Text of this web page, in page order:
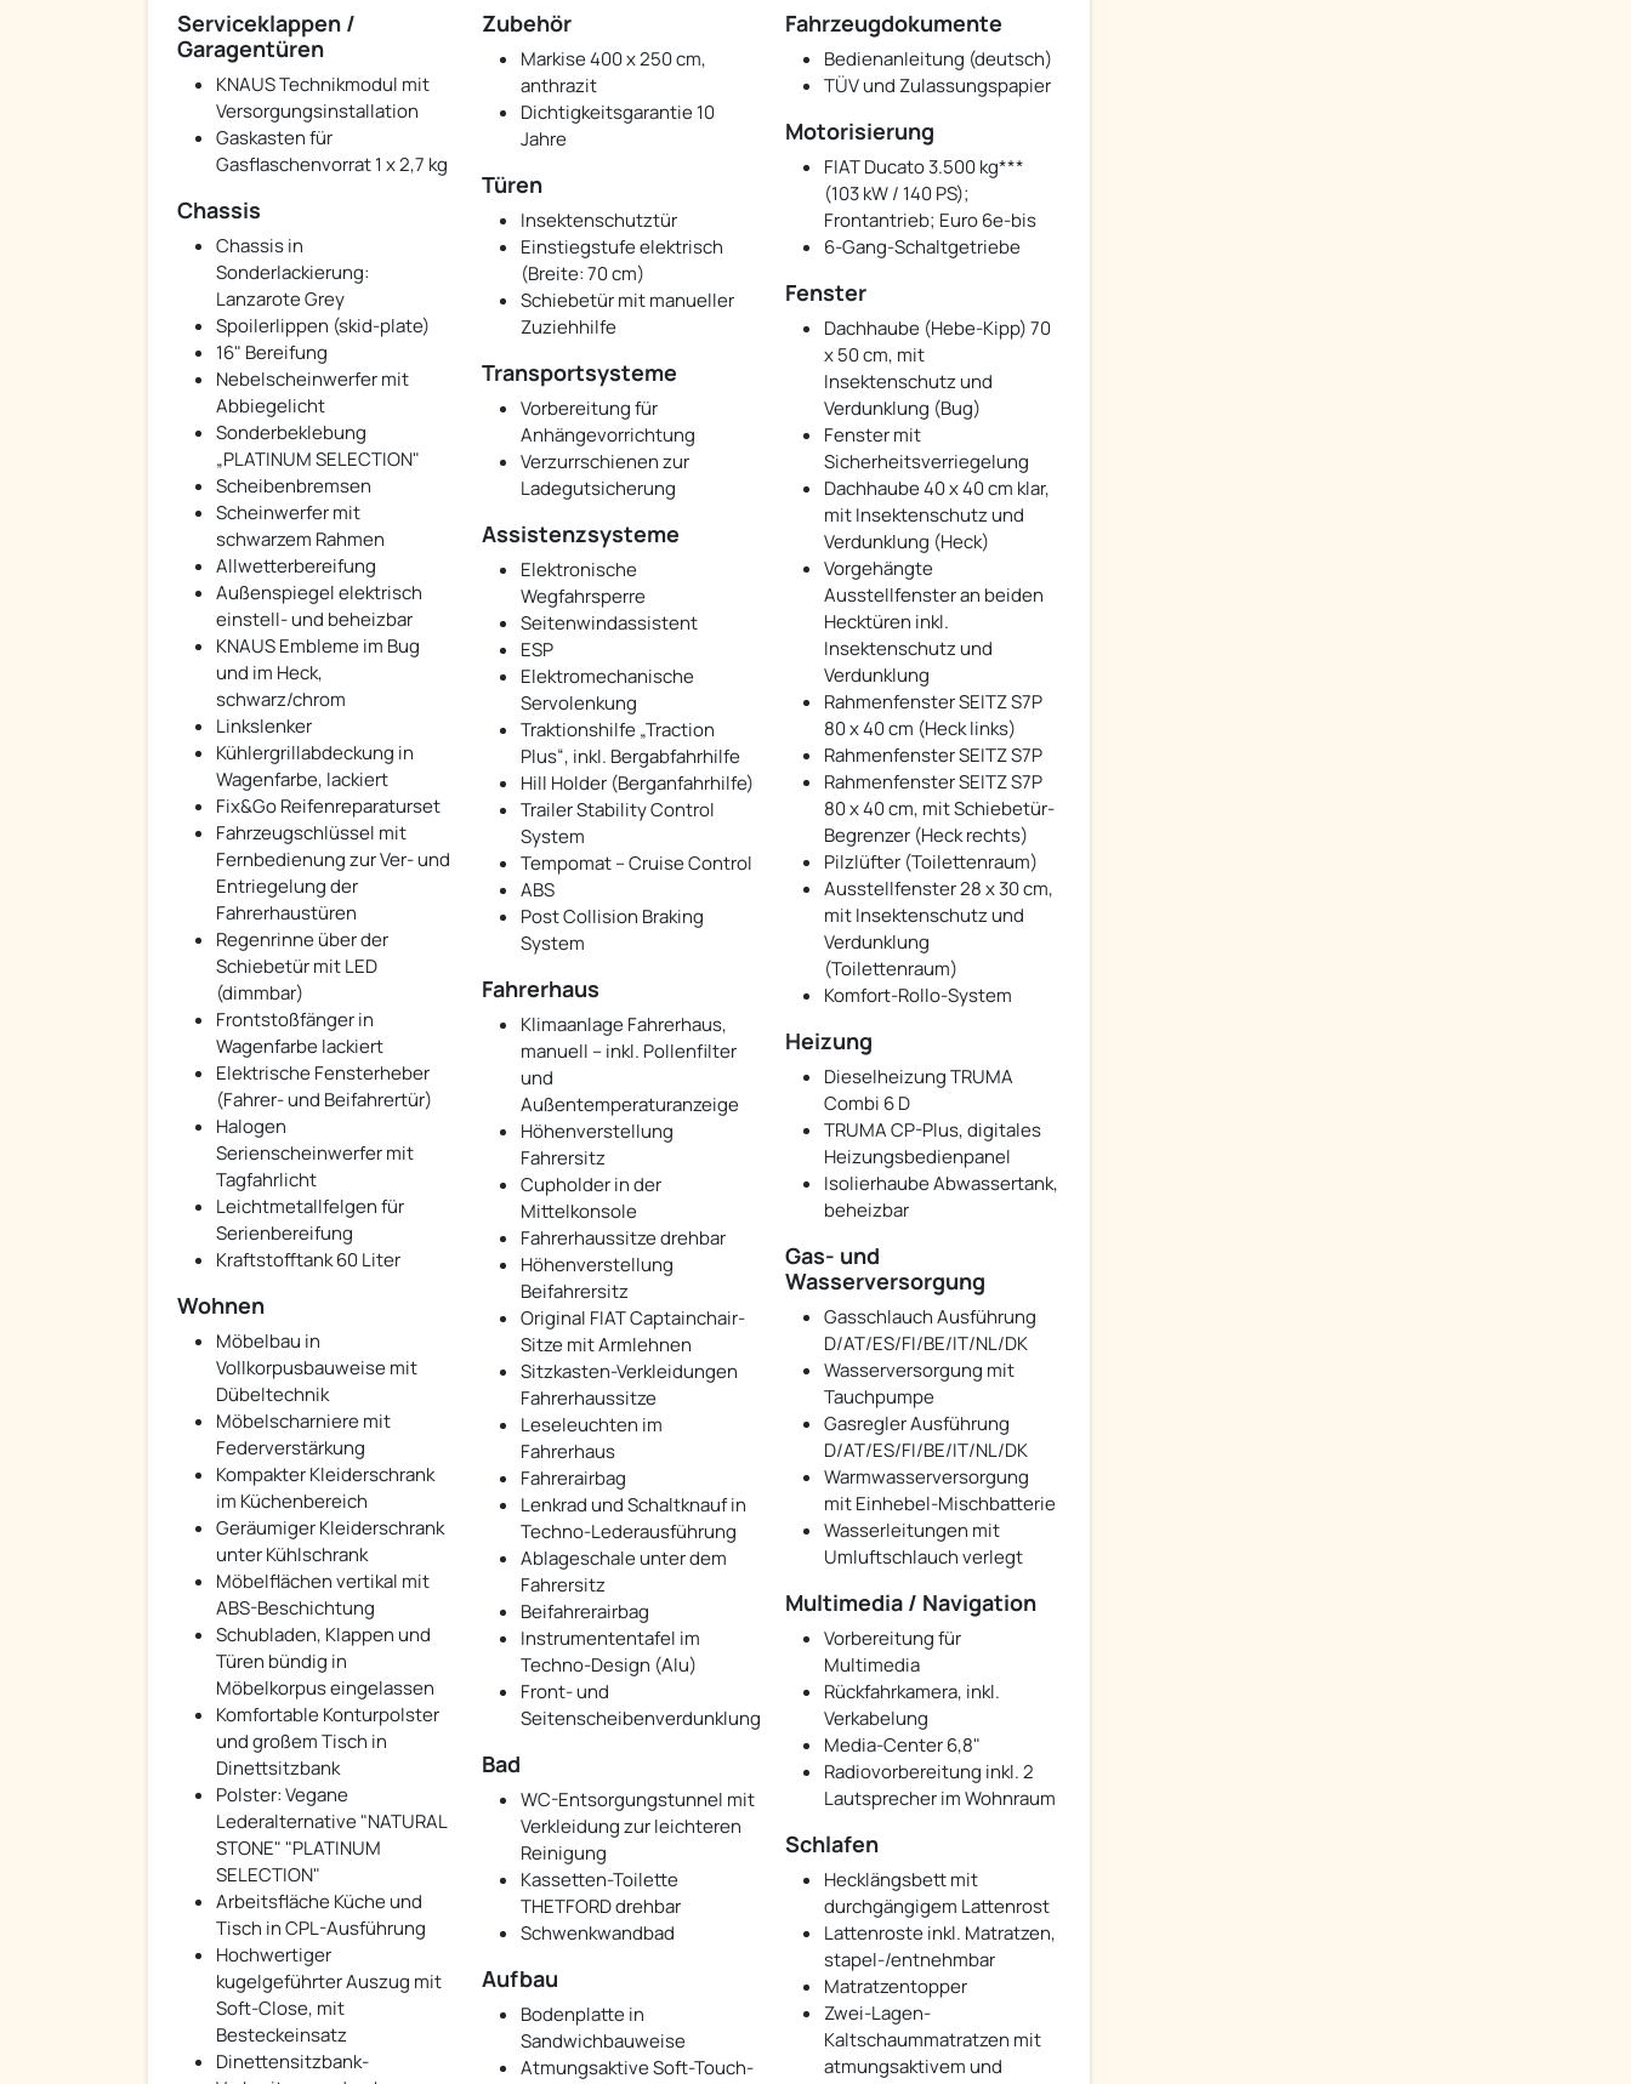
Serviceklappen /
Garagentüren
KNAUS Technikmodul mit
Versorgungsinstallation
Gaskasten für
Gasflaschenvorrat 1 x 2,7 kg
Zubehör
Markise 400 x 250 cm,
anthrazit
Dichtigkeitsgarantie 10
Jahre
Fahrzeugdokumente
Bedienanleitung (deutsch)
TÜV und Zulassungspapier
Motorisierung
FIAT Ducato 3.500 kg***
(103 kW / 140 PS);
Frontantrieb; Euro 6e-bis
6-Gang-Schaltgetriebe
Türen
Insektenschutztür
Einstiegstufe elektrisch
(Breite: 70 cm)
Schiebetür mit manueller
Zuziehhilfe
Chassis
Chassis in
Sonderlackierung:
Lanzarote Grey
Spoilerlippen (skid-plate)
16" Bereifung
Nebelscheinwerfer mit
Abbiegelicht
Sonderbeklebung
„PLATINUM SELECTION"
Scheibenbremsen
Scheinwerfer mit
schwarzem Rahmen
Allwetterbereifung
Außenspiegel elektrisch
einstell- und beheizbar
KNAUS Embleme im Bug
und im Heck,
schwarz/chrom
Linkslenker
Kühlergrillabdeckung in
Wagenfarbe, lackiert
Fix&Go Reifenreparaturset
Fahrzeugschlüssel mit
Fernbedienung zur Ver- und
Entriegelung der
Fahrerhaustüren
Regenrinne über der
Schiebetür mit LED
(dimmbar)
Frontstoßfänger in
Wagenfarbe lackiert
Elektrische Fensterheber
(Fahrer- und Beifahrertür)
Halogen
Serienscheinwerfer mit
Tagfahrlicht
Leichtmetallfelgen für
Serienbereifung
Kraftstofftank 60 Liter
Fenster
Dachhaube (Hebe-Kipp) 70
x 50 cm, mit
Insektenschutz und
Verdunklung (Bug)
Fenster mit
Sicherheitsverriegelung
Dachhaube 40 x 40 cm klar,
mit Insektenschutz und
Verdunklung (Heck)
Vorgehängte
Ausstellfenster an beiden
Hecktüren inkl.
Insektenschutz und
Verdunklung
Rahmenfenster SEITZ S7P
80 x 40 cm (Heck links)
Rahmenfenster SEITZ S7P
Rahmenfenster SEITZ S7P
80 x 40 cm, mit Schiebetür-
Begrenzer (Heck rechts)
Pilzlüfter (Toilettenraum)
Ausstellfenster 28 x 30 cm,
mit Insektenschutz und
Verdunklung
(Toilettenraum)
Komfort-Rollo-System
Transportsysteme
Vorbereitung für
Anhängevorrichtung
Verzurrschienen zur
Ladegutsicherung
Assistenzsysteme
Elektronische
Wegfahrsperre
Seitenwindassistent
ESP
Elektromechanische
Servolenkung
Traktionshilfe „Traction
Plus“, inkl. Bergabfahrhilfe
Hill Holder (Berganfahrhilfe)
Trailer Stability Control
System
Tempomat – Cruise Control
ABS
Post Collision Braking
System
Fahrerhaus
Klimaanlage Fahrerhaus,
manuell – inkl. Pollenfilter
und
Außentemperaturanzeige
Höhenverstellung
Fahrersitz
Cupholder in der
Mittelkonsole
Fahrerhaussitze drehbar
Höhenverstellung
Beifahrersitz
Original FIAT Captainchair-
Sitze mit Armlehnen
Sitzkasten-Verkleidungen
Fahrerhaussitze
Leseleuchten im
Fahrerhaus
Fahrerairbag
Lenkrad und Schaltknauf in
Techno-Lederausführung
Ablageschale unter dem
Fahrersitz
Beifahrerairbag
Instrumententafel im
Techno-Design (Alu)
Front- und
Seitenscheibenverdunklung
Heizung
Dieselheizung TRUMA
Combi 6 D
TRUMA CP-Plus, digitales
Heizungsbedienpanel
Isolierhaube Abwassertank,
beheizbar
Gas- und
Wasserversorgung
Gasschlauch Ausführung
D/AT/ES/FI/BE/IT/NL/DK
Wasserversorgung mit
Tauchpumpe
Gasregler Ausführung
D/AT/ES/FI/BE/IT/NL/DK
Warmwasserversorgung
mit Einhebel-Mischbatterie
Wasserleitungen mit
Umluftschlauch verlegt
Wohnen
Möbelbau in
Vollkorpusbauweise mit
Dübeltechnik
Möbelscharniere mit
Federverstärkung
Kompakter Kleiderschrank
im Küchenbereich
Geräumiger Kleiderschrank
unter Kühlschrank
Möbelflächen vertikal mit
ABS-Beschichtung
Schubladen, Klappen und
Türen bündig in
Möbelkorpus eingelassen
Komfortable Konturpolster
und großem Tisch in
Dinettsitzbank
Polster: Vegane
Lederalternative "NATURAL
STONE" "PLATINUM
SELECTION"
Arbeitsfläche Küche und
Tisch in CPL-Ausführung
Hochwertiger
kugelgeführter Auszug mit
Soft-Close, mit
Besteckeinsatz
Dinettensitzbank-
Multimedia / Navigation
Vorbereitung für
Multimedia
Rückfahrkamera, inkl.
Verkabelung
Media-Center 6,8"
Radiovorbereitung inkl. 2
Lautsprecher im Wohnraum
Bad
WC-Entsorgungstunnel mit
Verkleidung zur leichteren
Reinigung
Kassetten-Toilette
THETFORD drehbar
Schwenkwandbad
Schlafen
Hecklängsbett mit
durchgängigem Lattenrost
Lattenroste inkl. Matratzen,
stapel-/entnehmbar
Matratzentopper
Zwei-Lagen-
Kaltschaummatratzen mit
atmungsaktivem und
Aufbau
Bodenplatte in
Sandwichbauweise
Atmungsaktive Soft-Touch-